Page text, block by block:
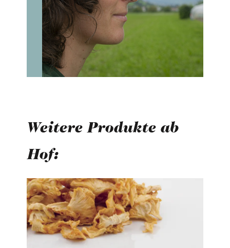
Weitere Produkte ab
Hof:
Produktgalerie überspringen